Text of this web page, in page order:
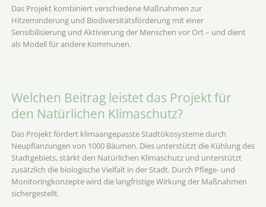
Das Projekt kombiniert verschiedene Maßnahmen zur
Hitzeminderung und Biodiversitätsförderung mit einer
Sensibilisierung und Aktivierung der Menschen vor Ort – und dient
als Modell für andere Kommunen.
Welchen Beitrag leistet das Projekt für
den Natürlichen Klimaschutz?
Das Projekt fördert klimaangepasste Stadtökosysteme durch
Neupflanzungen von 1000 Bäumen. Dies unterstützt die Kühlung des
Stadtgebiets, stärkt den Natürlichen Klimaschutz und unterstützt
zusätzlich die biologische Vielfalt in der Stadt. Durch Pflege- und
Monitoringkonzepte wird die langfristige Wirkung der Maßnahmen
sichergestellt.